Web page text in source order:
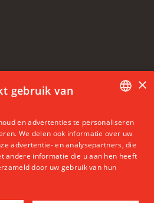
Follow us
des Deux Eglises, 1000 Brüssel |
BE 0402.989.270 | RPR Brüssel
und
ENGLISH
FRENCH
×
gebruik van
en advertenties te personaliseren
We delen ook informatie over uw
advertentie- en analysepartners, die
andere informatie die u aan hen heeft
door uw gebruik van hun